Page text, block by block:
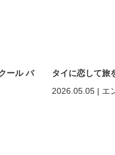
ール バ
タイに恋して旅
2026.05.05 | エ